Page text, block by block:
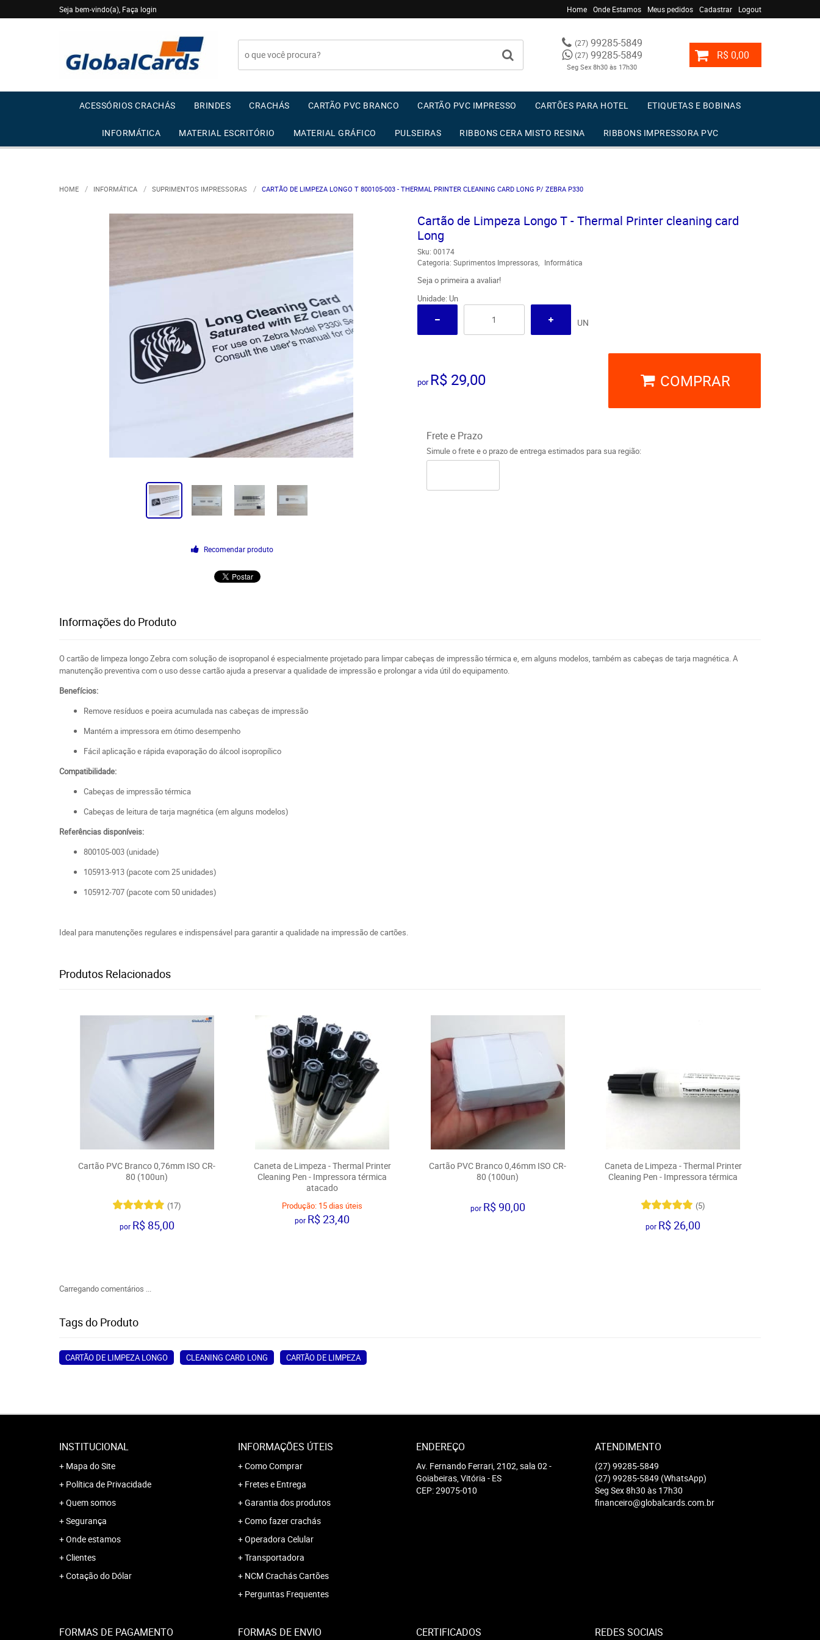
Seja bem-vindo(a), Faça login Home Onde Estamos Meus pedidos Cadastrar Logout
(27) 99285-5849
(27) 99285-5849
Seg Sex 8h30 às 17h30
R$ 0,00
ACESSÓRIOS CRACHÁS BRINDES CRACHÁS CARTÃO PVC BRANCO CARTÃO PVC IMPRESSO CARTÕES PARA HOTEL ETIQUETAS E BOBINAS
INFORMÁTICA MATERIAL ESCRITÓRIO MATERIAL GRÁFICO PULSEIRAS RIBBONS CERA MISTO RESINA RIBBONS IMPRESSORA PVC
HOME INFORMÁTICA SUPRIMENTOS IMPRESSORAS CARTÃO DE LIMPEZA LONGO T 800105-003 - THERMAL PRINTER CLEANING CARD LONG P/ ZEBRA P330
Recomendar produto
Cartão de Limpeza Longo T - Thermal Printer cleaning card
Long
Sku: 00174
Categoria: Suprimentos Impressoras Informática
Seja o primeira a avaliar!
Unidade: Un
UN
por R$ 29,00 COMPRAR
Frete e Prazo
Simule o frete e o prazo de entrega estimados para sua região:
Informações do Produto
O cartão de limpeza longo Zebra com solução de isopropanol é especialmente projetado para limpar cabeças de impressão térmica e, em alguns modelos, também as cabeças de tarja magnética. A
manutenção preventiva com o uso desse cartão ajuda a preservar a qualidade de impressão e prolongar a vida útil do equipamento.
Benefícios:
Remove resíduos e poeira acumulada nas cabeças de impressão
Mantém a impressora em ótimo desempenho
Fácil aplicação e rápida evaporação do álcool isopropílico
Compatibilidade:
Cabeças de impressão térmica
Cabeças de leitura de tarja magnética (em alguns modelos)
Referências disponíveis:
800105-003 (unidade)
105913-913 (pacote com 25 unidades)
105912-707 (pacote com 50 unidades)
Ideal para manutenções regulares e indispensável para garantir a qualidade na impressão de cartões.
Produtos Relacionados
Cartão PVC Branco 0,76mm ISO CR-
80 (100un)
(17)
por R$ 85,00
Caneta de Limpeza - Thermal Printer
Cleaning Pen - Impressora térmica
atacado
Produção: 15 dias úteis
por R$ 23,40
Cartão PVC Branco 0,46mm ISO CR-
80 (100un)
por R$ 90,00
Caneta de Limpeza - Thermal Printer
Cleaning Pen - Impressora térmica
(5)
por R$ 26,00
Carregando comentários ...
Tags do Produto
CARTÃO DE LIMPEZA LONGO CLEANING CARD LONG CARTÃO DE LIMPEZA
INSTITUCIONAL
Mapa do Site
Política de Privacidade
Quem somos
Segurança
Onde estamos
Clientes
Cotação do Dólar
INFORMAÇÕES ÚTEIS
Como Comprar
Fretes e Entrega
Garantia dos produtos
Como fazer crachás
Operadora Celular
Transportadora
NCM Crachás Cartões
Perguntas Frequentes
ENDEREÇO
Av. Fernando Ferrari, 2102, sala 02-
Goiabeiras, Vitória - ES
CEP: 29075-010
ATENDIMENTO
(27) 99285-5849
(27) 99285-5849 (WhatsApp)
Seg Sex 8h30 às 17h30
financeiro@globalcards.com.br
FORMAS DE PAGAMENTO FORMAS DE ENVIO CERTIFICADOS REDES SOCIAIS